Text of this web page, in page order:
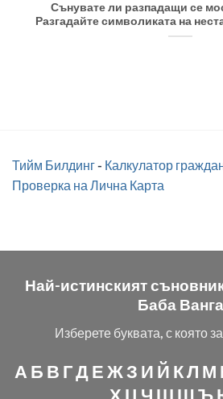
Сънувате ли разпадащи се
Разгадайте символиката на
Тийм Билдинг- Калкулатор
Проверка на Лична Карта
Най-истинският
Баба Ванга
Изберете буквата, с която
А Б В ГДЕЖЗ И Й КЛ М
Х Ц Ч Ш Щ Ъ